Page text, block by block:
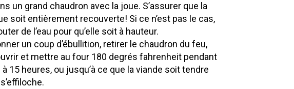
un grand chaudron avec la joue. S’assurer que la
soit entièrement recouverte! Si ce n’est pas le cas,
de l’eau pour qu’elle soit à hauteur.
un coup d’ébullition, retirer le chaudron du feu,
et mettre au four 180 degrés fahrenheit pendant
à 15 heures, ou jusqu’à ce que la viande soit tendre